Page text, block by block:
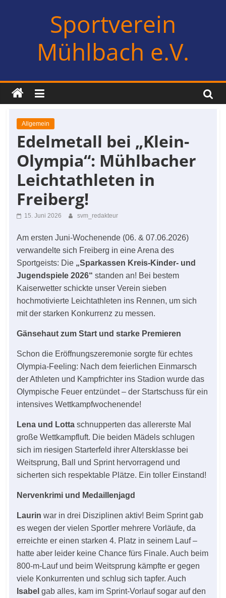
Sportverein
Mühlbach e.V.
Allgemein
Edelmetall bei „Klein-
Olympia“: Mühlbacher
Leichtathleten in
Freiberg!
15. Juni 2026 svm_redakteur
Am ersten Juni-Wochenende (06. & 07.06.2026)
verwandelte sich Freiberg in eine Arena des
Sportgeists: Die „Sparkassen Kreis-Kinder- und
Jugendspiele 2026“ standen an! Bei bestem
Kaiserwetter schickte unser Verein sieben
hochmotivierte Leichtathleten ins Rennen, um sich
mit der starken Konkurrenz zu messen.
Gänsehaut zum Start und starke Premieren
Schon die Eröffnungszeremonie sorgte für echtes
Olympia-Feeling: Nach dem feierlichen Einmarsch
der Athleten und Kampfrichter ins Stadion wurde das
Olympische Feuer entzündet – der Startschuss für ein
intensives Wettkampfwochenende!
Lena und Lotta schnupperten das allererste Mal
große Wettkampfluft. Die beiden Mädels schlugen
sich im riesigen Starterfeld ihrer Altersklasse bei
Weitsprung, Ball und Sprint hervorragend und
sicherten sich respektable Plätze. Ein toller Einstand!
Nervenkrimi und Medaillenjagd
Laurinwar in drei Disziplinen aktiv! Beim Sprint gab
es wegen der vielen Sportler mehrere Vorläufe, da
erreichte er einen starken 4. Platz in seinem Lauf –
hatte aber leider keine Chance fürs Finale. Auch beim
800-m-Lauf und beim Weitsprung kämpfte er gegen
viele Konkurrenten und schlug sich tapfer. Auch
Isabel gab alles, kam im Sprint-Vorlauf sogar auf den